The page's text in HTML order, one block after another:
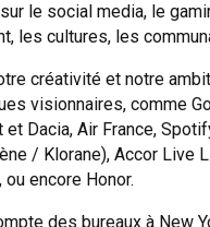
le social media, le
les cultures, les
créativité et notre
visionnaires, comme
et Dacia, Air France,
/ Klorane), Accor Live
ou encore Honor.
des bureaux à New